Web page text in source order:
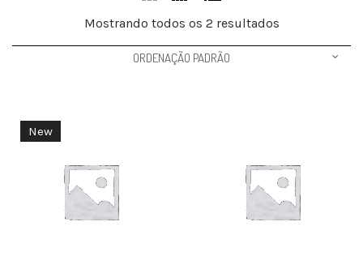
Mostrando todos os 2 resultados
ORDENAÇÃO PADRÃO
New